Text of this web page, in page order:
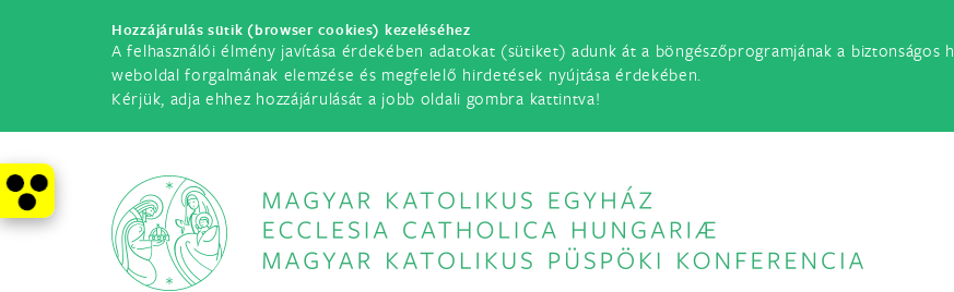
Hozzájárulás sütik (browser cookies) kezeléséhez
A felhasználói élmény javítása érdekében adatokat (sütiket) adunk át a böngészőprogramjának a biztonságos
weboldal forgalmának elemzése és megfelelő hirdetések nyújtása érdekében.
Kérjük, adja ehhez hozzájárulását a jobb oldali gombra kattintva!